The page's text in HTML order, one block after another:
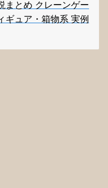
まとめ クレーンゲー
ギュア・箱物系 実例